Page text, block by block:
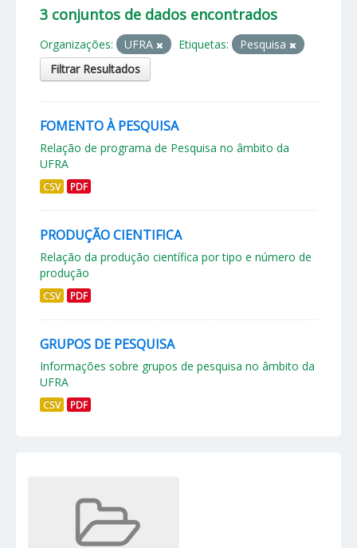
3 conjuntos de dados encontrados
Organizações: UFRA Etiquetas:
Pesquisa
Filtrar Resultados
FOMENTO À PESQUISA
Relação de programa de Pesquisa no âmbito da
UFRA
CSV PDF
PRODUÇÃO CIENTIFICA
Relação da produção científica por tipo e número de
produção
CSV PDF
GRUPOS DE PESQUISA
Informações sobre grupos de pesquisa no âmbito da
UFRA
CSV PDF